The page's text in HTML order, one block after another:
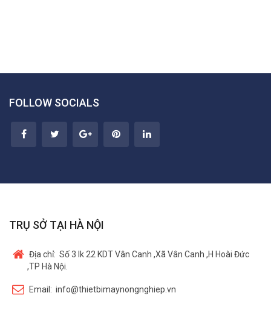
FOLLOW SOCIALS
TRỤ SỞ TẠI HÀ NỘI
Địa chỉ: Số 3 lk 22 KDT Vân Canh ,Xã Vân Canh ,H Hoài Đức
,TP Hà Nội.
Email: info@thietbimaynongnghiep.vn